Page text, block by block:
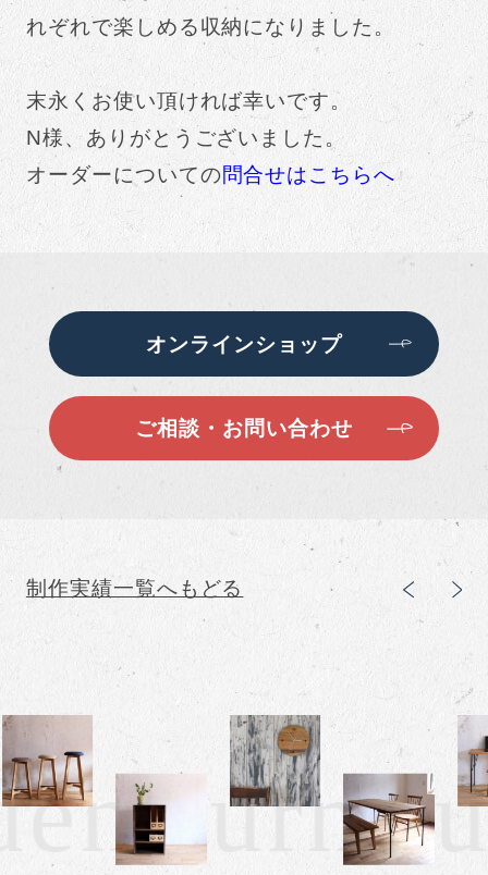
れぞれで楽しめる収納になりました。
末永くお使い頂ければ幸いです。
N様、ありがとうございました。
オーダーについての問合せはこちらへ
オンラインショップ
ご相談・お問い合わせ
制作実績一覧へもどる